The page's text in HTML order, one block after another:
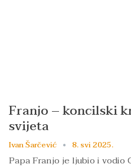
Franjo – koncilski
svijeta
Ivan Šarčević 8. svi 2025.
Papa Franjo je ljubio i vodio